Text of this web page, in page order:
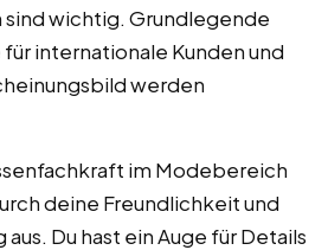
sind wichtig. Grundlegende
internationale Kunden und
werden
im Modebereich
deine Freundlichkeit und
Du hast ein Auge für Details